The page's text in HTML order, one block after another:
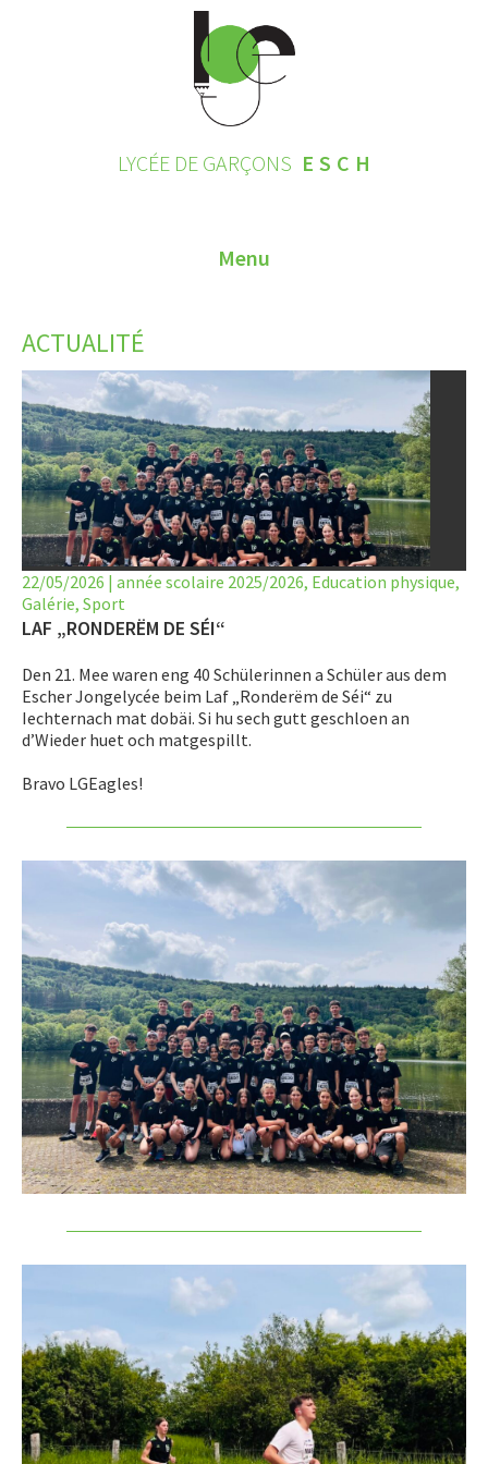
LYCÉE DE GARÇONS ESCH
Menu
CONTACT
INSCRIPTIONS 2026
LE LYCÉE
LET’S GO SCIENCE
ACTUALITÉ
AGENDA
SERVICES
APPRENTISSAGE
APPLIS
ACTUALITÉ
22/05/2026 | année scolaire 2025/2026, Education physique,
Galérie, Sport
LAF „RONDERËM DE SÉI“
Den 21. Mee waren eng 40 Schülerinnen a Schüler aus dem
Escher Jongelycée beim Laf „Ronderëm de Séi“ zu
Iechternach mat dobäi. Si hu sech gutt geschloen an
d’Wieder huet och matgespillt.
Bravo LGEagles!